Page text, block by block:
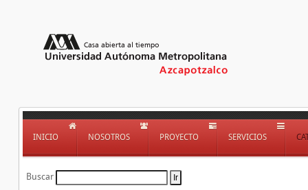
INICIO NOSOTROS PROYECTO SERVICIOS
Buscar